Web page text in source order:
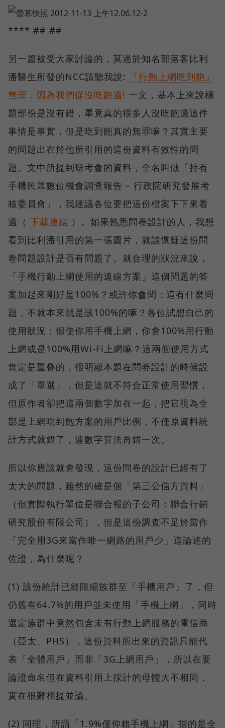
**** ## ##
另一篇被受大家討論的，莫過於知名部落客比利
潘醫生所發的NCC請聽我說:
『行動上網吃到飽』
無罪，因為我們從沒吃飽過! 一文，基本上來說標
題部份是沒有錯，畢竟真的很多人沒吃飽過這件
事情是事實，但是吃到飽真的無罪嘛？其實主要
的問題出在於他所引用的這份資料有效性的問
題。文中所提到研考會的資料，全名叫做「持有
手機民眾數位機會調查報告 – 行政院研究發展考
核委員會」，我建議各位要把這份檔案下下來看
過（ 下載連結 ）。如果熟悉問卷設計的人，我想
看到比利潘引用的第一張圖片，就該懷疑這份問
卷問題設計是否有問題了。就合理的狀況來說，
「手機行動上網使用的連線方案」這個問題的答
案加起來剛好是100%？或許你會問：這有什麼問
題，不就本來就是該100%的嘛？各位試想自己的
使用狀況：假使你用手機上網，你會100%用行動
上網或是100%用Wi-Fi上網嘛？這兩個使用方式
肯定是重疊的，很明顯本題在問券設計的時候設
成了「單選」，但是這就不符合正常使用習慣，
但原作者卻把這兩個數字加在一起，把它視為全
部是上網吃到飽方案的用戶比例，不僅原資料統
計方式就錯了，連數字算法再錯一次。
所以你應該就會發現，這份問卷的設計已經有了
太大的問題，雖然的確是個「第三公信方資料」
（但實際執行單位是聯合報的子公司：聯合行銷
研究股份有限公司），但是這份調查不足於當作
「完全用3G來當作唯一網路的用戶少」這論述的
佐證，為什麼呢？
(1) 該份統計已經限縮族群至「手機用戶」了，但
仍舊有64.7%的用戶並未使用「手機上網」，同時
選定族群中竟然包含未有行動上網服務的電信商
（亞太、PHS），這份資料所出來的資訊只能代
表「全體用戶」而非「3G上網用戶」，所以在要
論證命名但在資料引用上採計的母體大不相同，
實在很難相提並論。
(2) 同理，所謂「1.9%僅仰賴手機上網」指的是全